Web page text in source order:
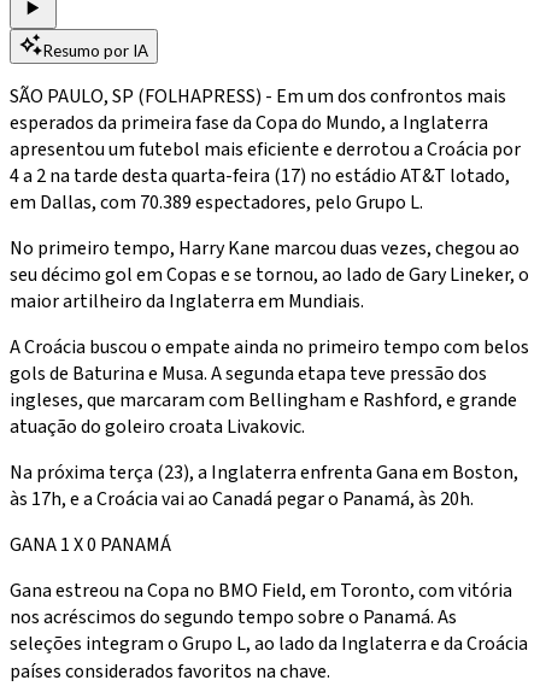
Resumo por IA
SÃO PAULO, SP (FOLHAPRESS) - Em um dos confrontos mais
esperados da primeira fase da Copa do Mundo, a Inglaterra
apresentou um futebol mais eficiente e derrotou a Croácia por
4 a 2 na tarde desta quarta-feira (17) no estádio AT&T lotado,
em Dallas, com 70.389 espectadores, pelo Grupo L.
No primeiro tempo, Harry Kane marcou duas vezes, chegou ao
seu décimo gol em Copas e se tornou, ao lado de Gary Lineker, o
maior artilheiro da Inglaterra em Mundiais.
A Croácia buscou o empate ainda no primeiro tempo com belos
gols de Baturina e Musa. A segunda etapa teve pressão dos
ingleses, que marcaram com Bellingham e Rashford, e grande
atuação do goleiro croata Livakovic.
Na próxima terça (23), a Inglaterra enfrenta Gana em Boston,
às 17h, e a Croácia vai ao Canadá pegar o Panamá, às 20h.
GANA 1 X 0 PANAMÁ
Gana estreou na Copa no BMO Field, em Toronto, com vitória
nos acréscimos do segundo tempo sobre o Panamá. As
seleções integram o Grupo L, ao lado da Inglaterra e da Croácia
países considerados favoritos na chave.